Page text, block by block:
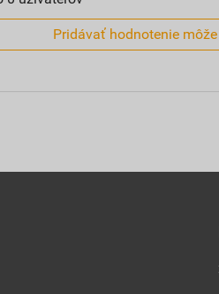
Pridávať hodnotenie